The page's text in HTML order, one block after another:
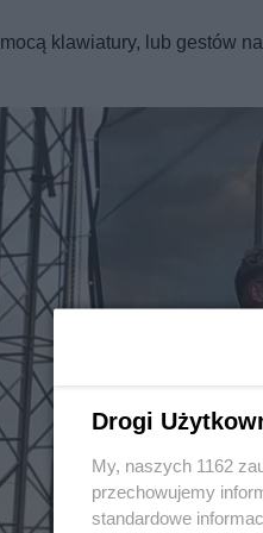
klawiatury, lub gestów
Drogi
My, naszych 1162
przechowujemy
standardowe